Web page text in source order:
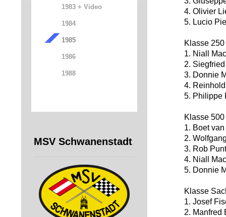
1983 + Video
1984
1985
1986
1988
MSV Schwanenstadt
4. Olivier
5. Lucio
Klasse
1. Niall
2.
3. Donnie
4.
5. Philippe
Klasse
1. Boet
2.
3. Rob
4. Niall
5. Donnie
Klasse
1. Josef
2. Manfred